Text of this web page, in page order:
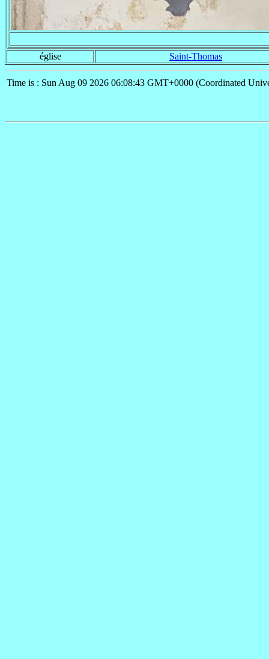
église Saint-Thomas
Time is : Sun Aug 09 2026 06:08:43 GMT+0000 (Coordinated